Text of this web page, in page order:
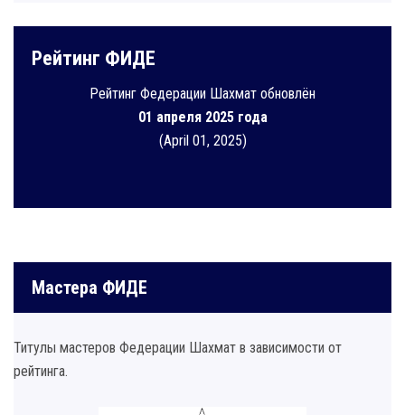
Рейтинг ФИДЕ
Рейтинг Федерации Шахмат обновлён
01 апреля 2025 года
(April 01, 2025)
Мастера ФИДЕ
Титулы мастеров Федерации Шахмат в зависимости от
рейтинга.